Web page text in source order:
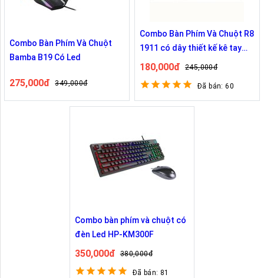
Combo Bàn Phím Và Chuột
Bamba B19 Có Led
275,000đ 349,000đ
Combo Bàn Phím Và Chuột R8
1911 có dây thiết kế kê tay
chống mỏi
180,000đ 245,000đ
Đã bán: 60
Combo bàn phím và chuột có
đèn Led HP-KM300F
350,000đ 380,000đ
Đã bán: 81